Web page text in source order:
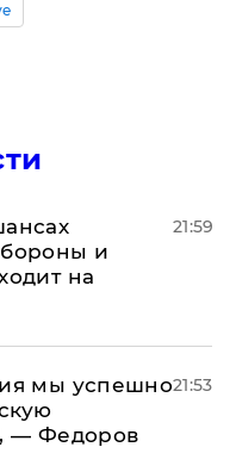
и
на
21:59
мы успешно
— Федоров
21:53